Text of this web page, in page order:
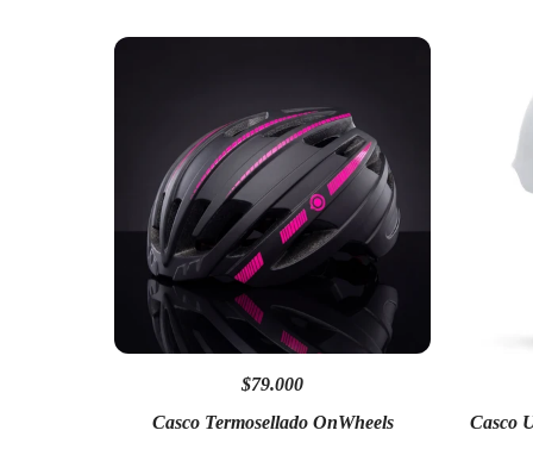
$79.000
Casco Termosellado OnWheels
Casco